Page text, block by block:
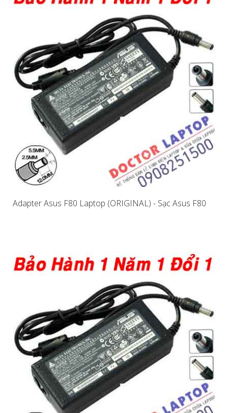
Adapter Asus F80 Laptop (ORIGINAL) - Sạc Asus F80